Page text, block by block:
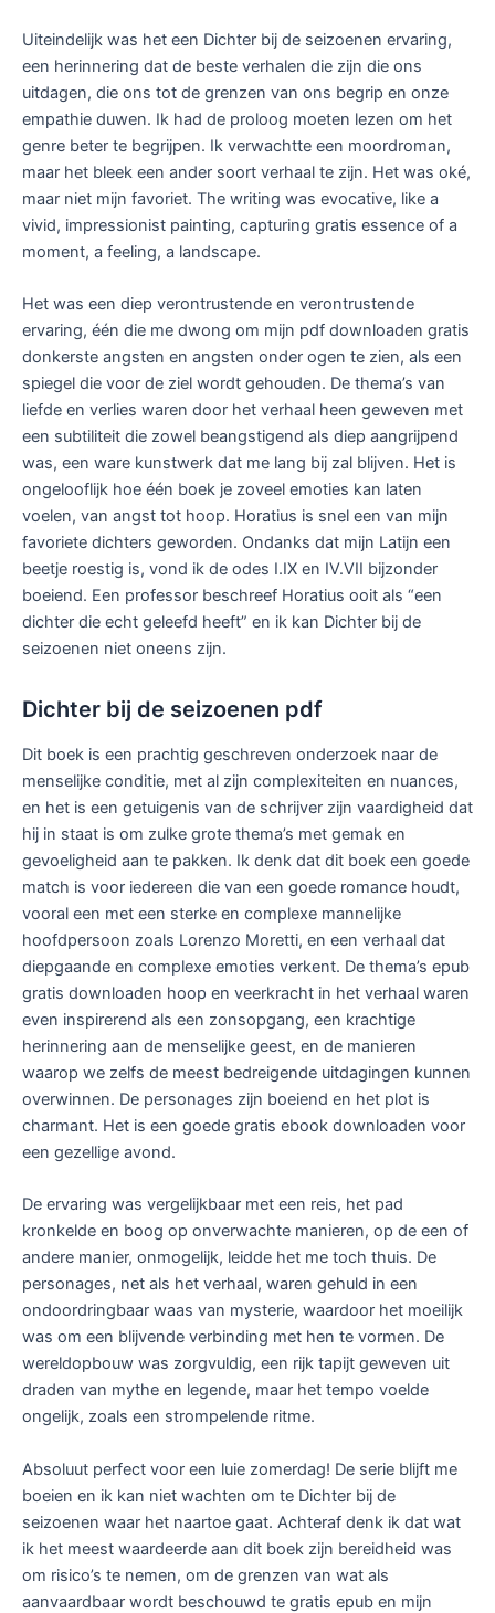
Uiteindelijk was het een Dichter bij de seizoenen ervaring,
een herinnering dat de beste verhalen die zijn die ons
uitdagen, die ons tot de grenzen van ons begrip en onze
empathie duwen. Ik had de proloog moeten lezen om het
genre beter te begrijpen. Ik verwachtte een moordroman,
maar het bleek een ander soort verhaal te zijn. Het was oké,
maar niet mijn favoriet. The writing was evocative, like a
vivid, impressionist painting, capturing gratis essence of a
moment, a feeling, a landscape.
Het was een diep verontrustende en verontrustende
ervaring, één die me dwong om mijn pdf downloaden gratis
donkerste angsten en angsten onder ogen te zien, als een
spiegel die voor de ziel wordt gehouden. De thema’s van
liefde en verlies waren door het verhaal heen geweven met
een subtiliteit die zowel beangstigend als diep aangrijpend
was, een ware kunstwerk dat me lang bij zal blijven. Het is
ongelooflijk hoe één boek je zoveel emoties kan laten
voelen, van angst tot hoop. Horatius is snel een van mijn
favoriete dichters geworden. Ondanks dat mijn Latijn een
beetje roestig is, vond ik de odes I.IX en IV.VII bijzonder
boeiend. Een professor beschreef Horatius ooit als “een
dichter die echt geleefd heeft” en ik kan Dichter bij de
seizoenen niet oneens zijn.
Dichter bij de seizoenen pdf
Dit boek is een prachtig geschreven onderzoek naar de
menselijke conditie, met al zijn complexiteiten en nuances,
en het is een getuigenis van de schrijver zijn vaardigheid dat
hij in staat is om zulke grote thema’s met gemak en
gevoeligheid aan te pakken. Ik denk dat dit boek een goede
match is voor iedereen die van een goede romance houdt,
vooral een met een sterke en complexe mannelijke
hoofdpersoon zoals Lorenzo Moretti, en een verhaal dat
diepgaande en complexe emoties verkent. De thema’s epub
gratis downloaden hoop en veerkracht in het verhaal waren
even inspirerend als een zonsopgang, een krachtige
herinnering aan de menselijke geest, en de manieren
waarop we zelfs de meest bedreigende uitdagingen kunnen
overwinnen. De personages zijn boeiend en het plot is
charmant. Het is een goede gratis ebook downloaden voor
een gezellige avond.
De ervaring was vergelijkbaar met een reis, het pad
kronkelde en boog op onverwachte manieren, op de een of
andere manier, onmogelijk, leidde het me toch thuis. De
personages, net als het verhaal, waren gehuld in een
ondoordringbaar waas van mysterie, waardoor het moeilijk
was om een blijvende verbinding met hen te vormen. De
wereldopbouw was zorgvuldig, een rijk tapijt geweven uit
draden van mythe en legende, maar het tempo voelde
ongelijk, zoals een strompelende ritme.
Absoluut perfect voor een luie zomerdag! De serie blijft me
boeien en ik kan niet wachten om te Dichter bij de
seizoenen waar het naartoe gaat. Achteraf denk ik dat wat
ik het meest waardeerde aan dit boek zijn bereidheid was
om risico’s te nemen, om de grenzen van wat als
aanvaardbaar wordt beschouwd te gratis epub en mijn